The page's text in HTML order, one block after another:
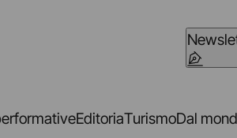
EditoriaTurismoDal